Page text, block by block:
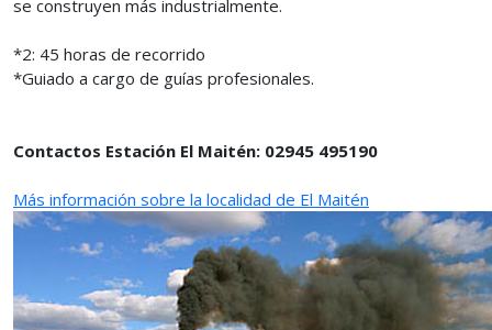
se construyen más industrialmente.
*2: 45 horas de recorrido
*Guiado a cargo de guías profesionales.
Contactos Estación El Maitén: 02945 495190
Más información sobre la localidad de El Maitén